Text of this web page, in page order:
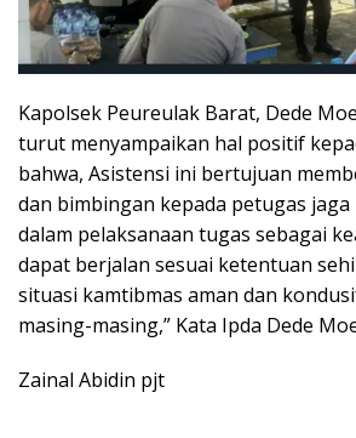
Kapolsek Peureulak Barat, Dede
turut menyampaikan hal positif
bahwa, Asistensi ini bertujuan
dan bimbingan kepada petugas jaga
dalam pelaksanaan tugas sebagai
dapat berjalan sesuai ketentuan
situasi kamtibmas aman dan
masing-masing,” Kata Ipda Dede
Zainal Abidin pjt